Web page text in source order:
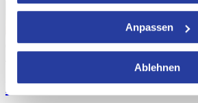
Anpassen
Ablehnen
Die 10 besten Strände von